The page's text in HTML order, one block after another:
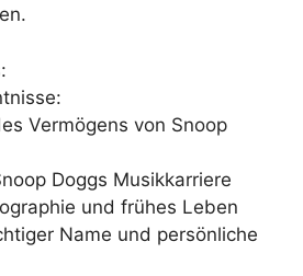
Vermögens von Snoop
Doggs Musikkarriere
und frühes Leben
Name und persönliche